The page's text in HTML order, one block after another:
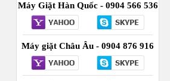
Máy Giặt Hàn Quốc - 0904 566 536
Máy giặt Châu Âu - 0904 876 916